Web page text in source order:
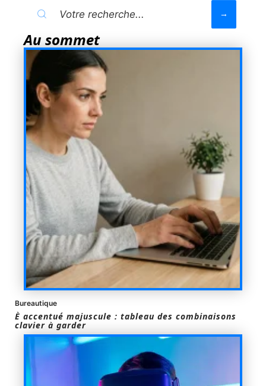
Au sommet
Bureautique
È accentué majuscule : tableau des combinaisons
clavier à garder